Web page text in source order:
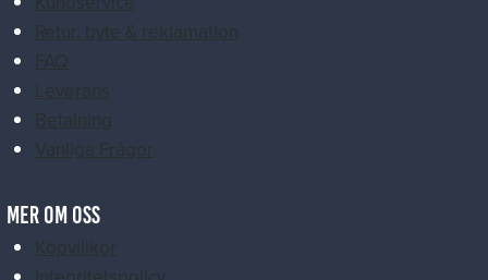
Retur, byte & reklamation
FAQ
Leverans
Betalning
Vanliga Frågor
MER OM OSS
Köpvillkor